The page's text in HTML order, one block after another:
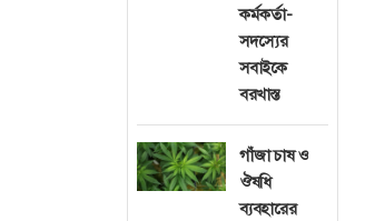
কর্মকর্তা-
সদস্যের
সবাইকে
বরখাস্ত
গাঁজা চাষ ও
ঔষধি
ব্যবহারের